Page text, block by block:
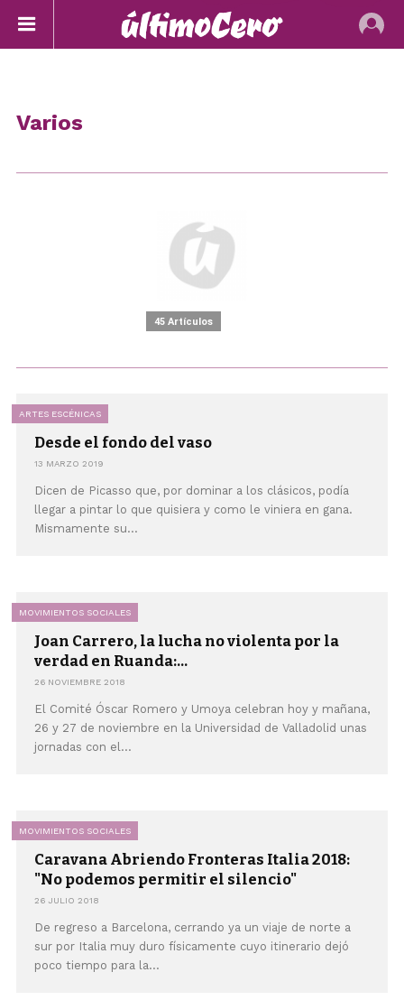
Varios
45 Artículos
ARTES ESCÉNICAS
Desde el fondo del vaso
13 MARZO 2019
Dicen de Picasso que, por dominar a los clásicos, podía
llegar a pintar lo que quisiera y como le viniera en gana.
Mismamente su...
MOVIMIENTOS SOCIALES
Joan Carrero, la lucha no violenta por la
verdad en Ruanda:...
26 NOVIEMBRE 2018
El Comité Óscar Romero y Umoya celebran hoy y mañana,
26 y 27 de noviembre en la Universidad de Valladolid unas
jornadas con el...
MOVIMIENTOS SOCIALES
Caravana Abriendo Fronteras Italia 2018:
"No podemos permitir el silencio"
26 JULIO 2018
De regreso a Barcelona, cerrando ya un viaje de norte a
sur por Italia muy duro físicamente cuyo itinerario dejó
poco tiempo para la...